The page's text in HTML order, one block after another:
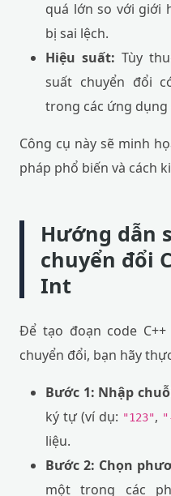
quá lớn so với giới
bị sai lệch.
Hiệu suất: Tùy
suất chuyển đổi
trong các ứng dụng
Công cụ này sẽ minh
pháp phổ biến và cách
Hướng dẫn
chuyển đổi
Int
Để tạo đoạn code
chuyển đổi, bạn hãy
Bước 1: Nhập
ký tự (ví dụ: "123",
liệu.
Bước 2: Chọn
một trong các